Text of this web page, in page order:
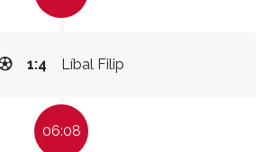
Líbal Filip
1:4
06:08